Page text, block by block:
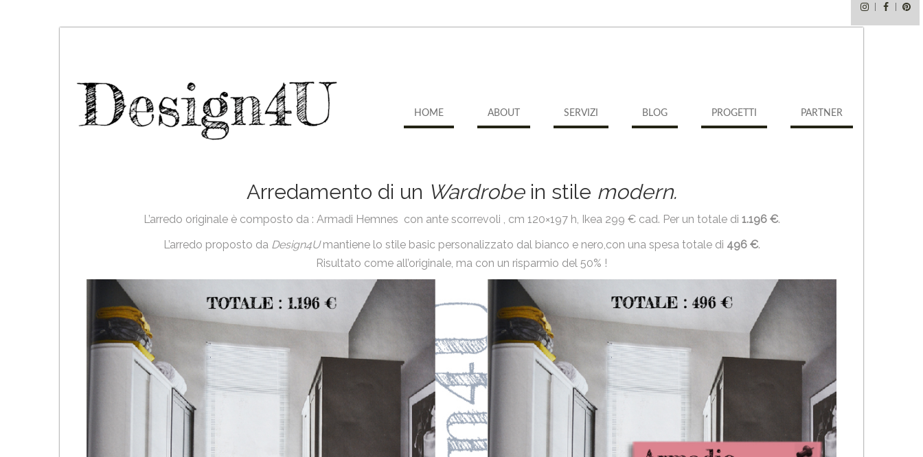
Instagram
HOME ABOUT SERVIZI BLOG PROGETTI PARTNER
Arredamento di un Wardrobe in stile modern.
L’arredo originale è composto da : Armadi Hemnes con ante scorrevoli , cm 120×197 h, Ikea 299 € cad. Per un totale di 1.196 €.
L’arredo proposto da Design4Umantiene lo stile basic personalizzato dal bianco e nero,con una spesa totale di 496 €.
Risultato come all’originale, ma con un risparmio del 50% !